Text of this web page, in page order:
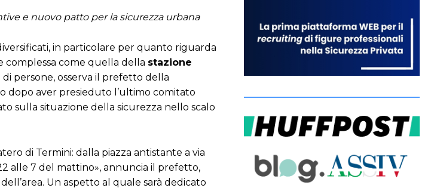
e nuovo patto per la sicurezza urbana
in particolare per quanto riguarda
complessa come quella della stazione
persone, osserva il prefetto della
dopo aver presieduto l’ultimo comitato
sulla situazione della sicurezza nello scalo
di Termini: dalla piazza antistante a via
alle 7 del mattino», annuncia il prefetto,
Un aspetto al quale sarà dedicato